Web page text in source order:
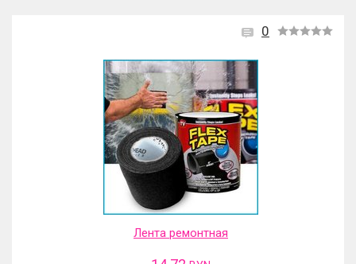
0
Лента ремонтная